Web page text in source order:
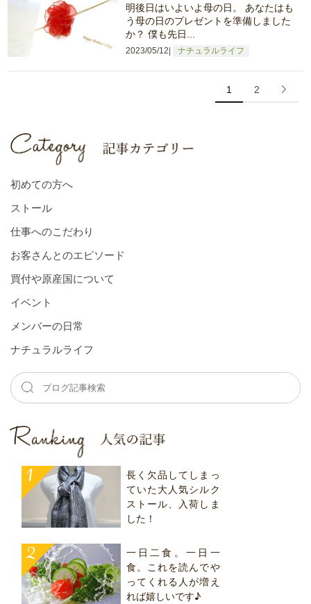
2023/05/12 ナチュラルライフ
明後日はいよいよ母の日。 あなたはも
う母の日のプレゼントを準備しました
か？ 僕も先日...
1 2
初めての方へ
ストール
仕事へのこだわり
お客さんとのエピソード
買付や原産国について
イベント
メンバーの⽇常
ナチュラルライフ
長く欠品してしまっ
ていた大人気シルク
ストール、入荷しま
した！
一日二食。一日一
食。これを読んでや
ってくれる人が増え
れば嬉しいです♪